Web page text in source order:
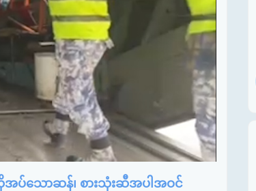
ပ်သောဆန်၊ စားသုံးဆီအပါအဝင်